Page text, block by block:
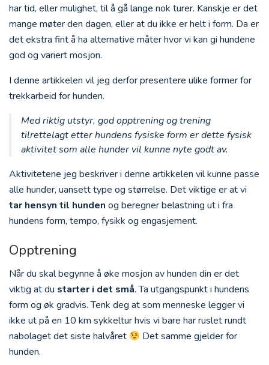
har tid, eller mulighet, til å gå lange nok turer. Kanskje er det
mange møter den dagen, eller at du ikke er helt i form. Da er
det ekstra fint å ha alternative måter hvor vi kan gi hundene
god og variert mosjon.
I denne artikkelen vil jeg derfor presentere ulike former for
trekkarbeid for hunden.
Med riktig utstyr, god opptrening og trening
tilrettelagt etter hundens fysiske form er dette fysisk
aktivitet som alle hunder vil kunne nyte godt av.
Aktivitetene jeg beskriver i denne artikkelen vil kunne passe
alle hunder, uansett type og størrelse. Det viktige er at vi
tar hensyn til hunden og beregner belastning ut i fra
hundens form, tempo, fysikk og engasjement.
Opptrening
Når du skal begynne å øke mosjon av hunden din er det
viktig at du starter i det små. Ta utgangspunkt i hundens
form og øk gradvis. Tenk deg at som menneske legger vi
ikke ut på en 10 km sykkeltur hvis vi bare har ruslet rundt
nabolaget det siste halvåret
Det samme gjelder for
hunden.